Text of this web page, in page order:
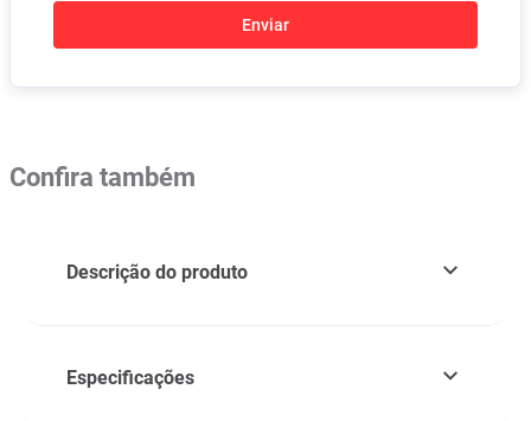
Enviar
Confira também
Descrição do produto
Especificações